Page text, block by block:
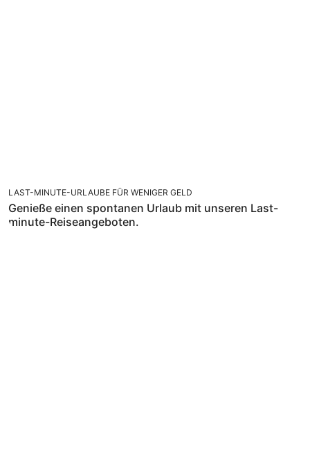
LAST-MINUTE-URLAUBE FÜR WENIGER GELD
Genieße einen spontanen Urlaub mit unseren Last-
minute-Reiseangeboten.